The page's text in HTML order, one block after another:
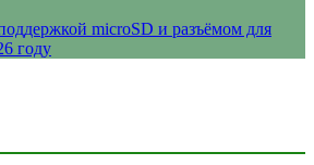
microSD и разъёмом для
году